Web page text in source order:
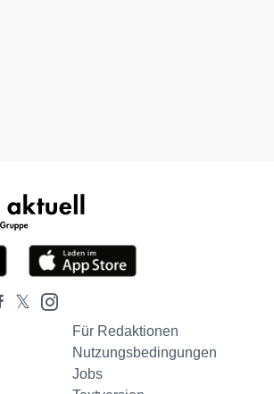
Für Redaktionen
Nutzungsbedingungen
Jobs